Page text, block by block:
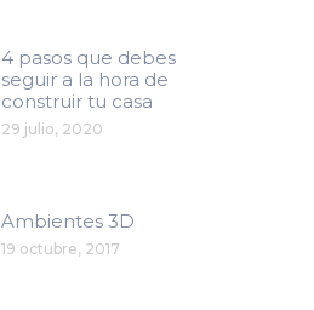
4 pasos que debes
seguir a la hora de
construir tu casa
29 julio, 2020
Ambientes 3D
19 octubre, 2017